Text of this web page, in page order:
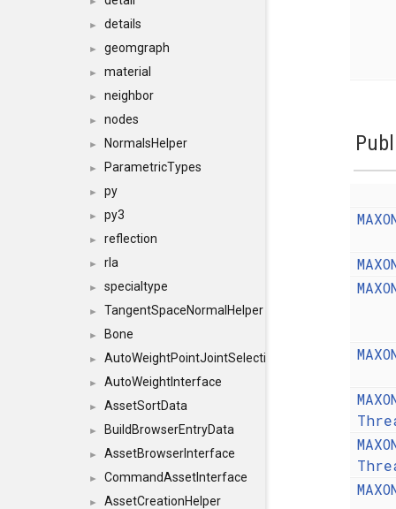
► details
► geomgraph
► material
► neighbor
► nodes
► NormalsHelper
► ParametricTypes
► py
► py3
► reflection
► rla
► specialtype
► TangentSpaceNormalHelper
► Bone
► AutoWeightPointJointSelections
► AutoWeightInterface
► AssetSortData
► BuildBrowserEntryData
► AssetBrowserInterface
► CommandAssetInterface
► AssetCreationHelper